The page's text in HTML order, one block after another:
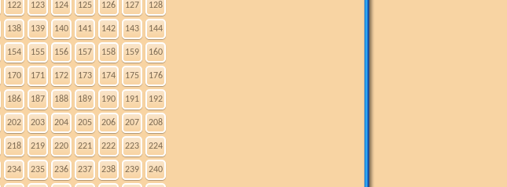
122 123 124 125 126 127 128
138 139 140 141 142 143 144
154 155 156 157 158 159 160
170 171 172 173 174 175 176
186 187 188 189 190 191 192
202 203 204 205 206 207 208
218 219 220 221 222 223 224
234 235 236 237 238 239 240